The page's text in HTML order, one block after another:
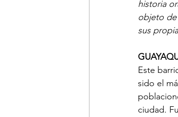
historia
objeto
sus
Este
sido el
ciudad.